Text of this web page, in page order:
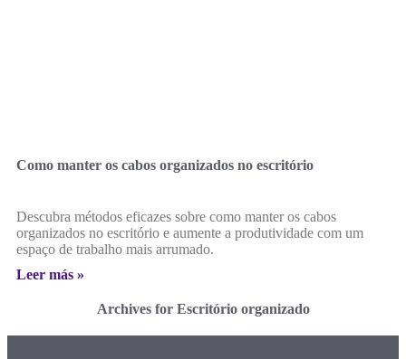
Como manter os cabos organizados no escritório
Descubra métodos eficazes sobre como manter os cabos
organizados no escritório e aumente a produtividade com um
espaço de trabalho mais arrumado.
Leer más »
Archives for Escritório organizado